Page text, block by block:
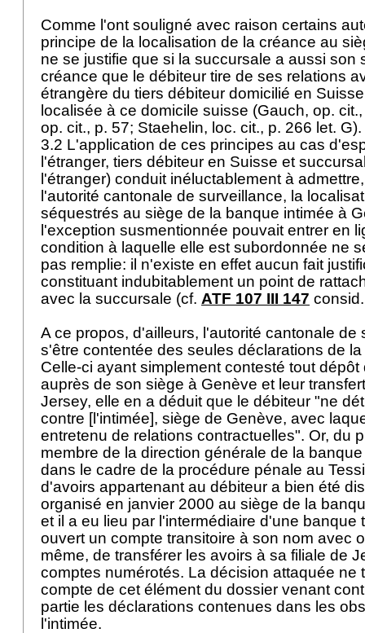
Comme l'ont souligné avec raison certains
principe de la localisation de la créance au
ne se justifie que si la succursale a aussi son
créance que le débiteur tire de ses relations
étrangère du tiers débiteur domicilié en
localisée à ce domicile suisse (Gauch, op.
op. cit., p. 57; Staehelin, loc. cit., p. 266 let. G).
3.2 L'application de ces principes au cas
l'étranger, tiers débiteur en Suisse et
l'étranger) conduit inéluctablement à
l'autorité cantonale de surveillance, la
séquestrés au siège de la banque intimée à
l'exception susmentionnée pouvait entrer en
condition à laquelle elle est subordonnée ne
pas remplie: il n'existe en effet aucun fait
constituant indubitablement un point de
avec la succursale (cf. ATF 107 III 147
A ce propos, d'ailleurs, l'autorité cantonale de
s'être contentée des seules déclarations de
Celle-ci ayant simplement contesté tout
auprès de son siège à Genève et leur
Jersey, elle en a déduit que le débiteur "ne
contre [l'intimée], siège de Genève, avec
entretenu de relations contractuelles". Or, du
membre de la direction générale de la
dans le cadre de la procédure pénale au
d'avoirs appartenant au débiteur a bien été
organisé en janvier 2000 au siège de la
et il a eu lieu par l'intermédiaire d'une banque
ouvert un compte transitoire à son nom avec
même, de transférer les avoirs à sa filiale de
comptes numérotés. La décision attaquée ne
compte de cet élément du dossier venant
partie les déclarations contenues dans les
l'intimée.